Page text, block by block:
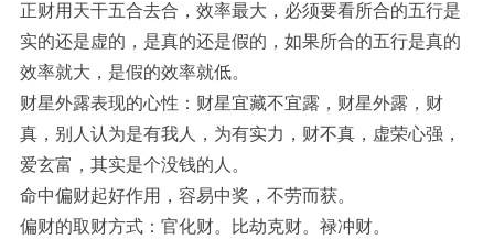
正财用天干五合去合，效率最大，必须要看所合的五行是
实的还是虚的，是真的还是假的，如果所合的五行是真的
效率就大，是假的效率就低。
财星外露表现的心性：财星宜藏不宜露，财星外露，财
真，别人认为是有我人，为有实力，财不真，虚荣心强，
爱玄富，其实是个没钱的人。
命中偏财起好作用，容易中奖，不劳而获。
偏财的取财方式：官化财。比劫克财。禄冲财。